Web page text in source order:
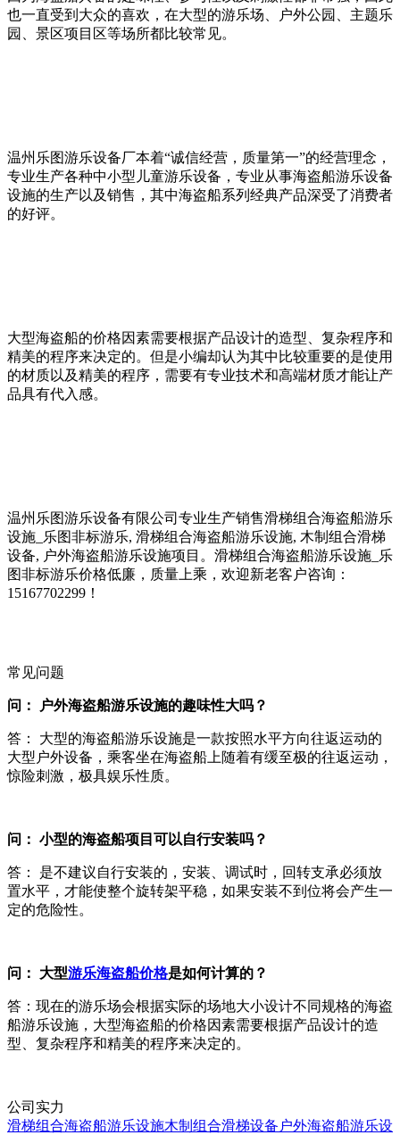
也一直受到大众的喜欢，在大型的游乐场、户外公园、主题乐
园、景区项目区等场所都比较常见。
温州乐图游乐设备厂本着“诚信经营，质量第一”的经营理念，
专业生产各种中小型儿童游乐设备，专业从事海盗船游乐设备
设施的生产以及销售，其中海盗船系列经典产品深受了消费者
的好评。
大型海盗船的价格因素需要根据产品设计的造型、复杂程序和
精美的程序来决定的。但是小编却认为其中比较重要的是使用
的材质以及精美的程序，需要有专业技术和高端材质才能让产
品具有代入感。
温州乐图游乐设备有限公司专业生产销售滑梯组合海盗船游乐
设施_乐图非标游乐, 滑梯组合海盗船游乐设施, 木制组合滑梯
设备, 户外海盗船游乐设施项目。滑梯组合海盗船游乐设施_乐
图非标游乐价格低廉，质量上乘，欢迎新老客户咨询：
15167702299！
常见问题
问： 户外海盗船游乐设施的趣味性大吗？
答： 大型的海盗船游乐设施是一款按照水平方向往返运动的
大型户外设备，乘客坐在海盗船上随着有缓至极的往返运动，
惊险刺激，极具娱乐性质。
问： 小型的海盗船项目可以自行安装吗？
答： 是不建议自行安装的，安装、调试时，回转支承必须放
置水平，才能使整个旋转架平稳，如果安装不到位将会产生一
定的危险性。
问： 大型游乐海盗船价格是如何计算的？
答：现在的游乐场会根据实际的场地大小设计不同规格的海盗
船游乐设施，大型海盗船的价格因素需要根据产品设计的造
型、复杂程序和精美的程序来决定的。
公司实力
滑梯组合海盗船游乐设施木制组合滑梯设备 户外海盗船游乐设